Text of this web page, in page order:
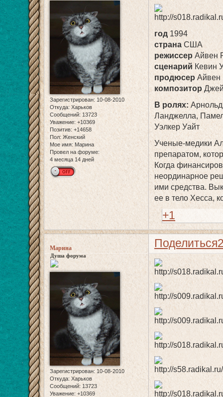
Зарегистрирован: 10-08-2010
Откуда: Харьков
Сообщений: 13723
Уважение: +10369
Позитив: +14658
Пол: Женский
Мое имя: Марина
Провел на форуме:
4 месяца 14 дней
год 1994
страна США
режиссер Айвен
сценарий Кевин
продюсер Айвен
композитор
В ролях:
Ланджелла,
Уэлкер Уайт
Ученые-медики
препаратом,
Когда
неординарное
ими средства.
ее в тело Хесса,
+1
Поделиться
Марина
Душа форума
Зарегистрирован: 10-08-2010
Откуда: Харьков
Сообщений: 13723
Уважение: +10369